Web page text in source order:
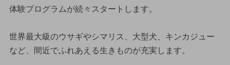
体験プログラムが続々スタートします。
世界最大級のウサギやシマリス、大型犬、キンカジュー
など、間近でふれあえる生きものが充実します。